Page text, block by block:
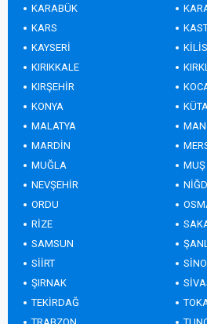
KARABÜK
KARS
KAYSERİ
KİLİS
KIRIKKALE
KIRŞEHİR
KONYA
MALATYA
MARDİN
MUĞLA
MUŞ
NEVŞEHİR
ORDU
RİZE
SAMSUN
SİİRT
ŞIRNAK
TEKİRDAĞ